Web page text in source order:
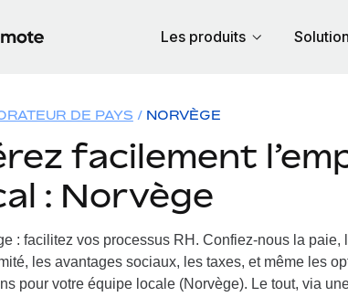
Les produits
DE PAYS NORVÈGE
facilement
: Norvège
: facilitez vos processus RH. Confiez-nous la paie,
les avantages sociaux, les taxes, et même les
pour votre équipe locale (Norvège). Le tout, via